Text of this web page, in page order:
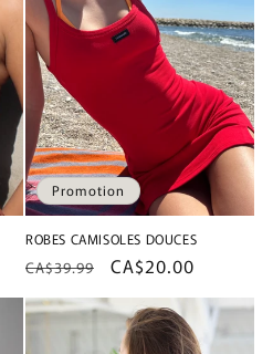
Promotion
ROBES CAMISOLES DOUCES
Prix
habituel
CA$39.99
Prix
promotionnel
CA$20.00